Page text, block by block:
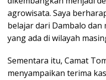
agrowisata. Saya
belajar dari Dambalo
yang ada di wilayah
Sementara itu, Camat
menyampaikan terima